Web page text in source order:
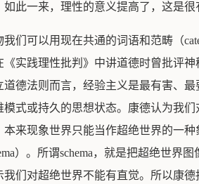
此一来，理性的意义提高了，这是很
们可以用现在共通的词语和范畴（
实践理性批判》中讲道德时曾批评
德法则而言，经验主义是最有害、
式或持久的思想状态。康德认为我
来现象世界只能当作超绝世界的一
）。所谓schema，就是把超绝世
们对超绝世界不能有直觉。所以康